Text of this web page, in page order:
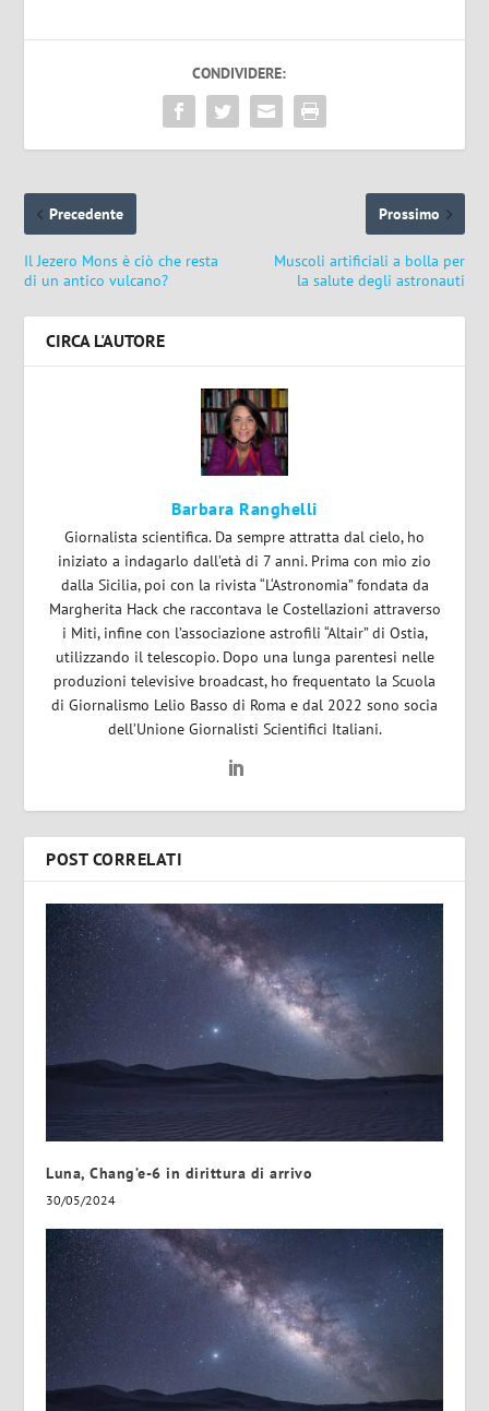
CONDIVIDERE:
Precedente
Il Jezero Mons è ciò che resta
di un antico vulcano?
Prossimo
Muscoli artificiali a bolla per
la salute degli astronauti
CIRCA L'AUTORE
Barbara Ranghelli
Giornalista scientifica. Da sempre attratta dal cielo, ho
iniziato a indagarlo dall’età di 7 anni. Prima con mio zio
dalla Sicilia, poi con la rivista “L‘Astronomia” fondata da
Margherita Hack che raccontava le Costellazioni attraverso
i Miti, infine con l’associazione astrofili “Altair” di Ostia,
utilizzando il telescopio. Dopo una lunga parentesi nelle
produzioni televisive broadcast, ho frequentato la Scuola
di Giornalismo Lelio Basso di Roma e dal 2022 sono socia
dell’Unione Giornalisti Scientifici Italiani.
POST CORRELATI
Luna, Chang’e-6 in dirittura di arrivo
30/05/2024